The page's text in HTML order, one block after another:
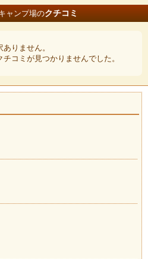
ャンプ場のクチコミ
ありません。
コミが見つかりませんでした。